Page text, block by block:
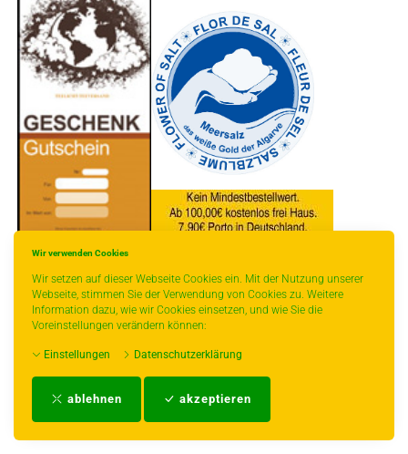
Wir verwenden Cookies
Wir setzen auf dieser Webseite Cookies ein. Mit der Nutzung unserer
Webseite, stimmen Sie der Verwendung von Cookies zu. Weitere
Information dazu, wie wir Cookies einsetzen, und wie Sie die
Voreinstellungen verändern können:
Einstellungen Datenschutzerklärung
ablehnen akzeptieren
* gilt für Lieferungen innerhalb Deutschlands, Lieferzeiten für andere Länder
entnehmen Sie bitte der Schaltfläche mit den Versandinformationen.
Impressum-AGB-Zahlungs- und Versandbedingungen
Biozertifikat
Widerrufsrecht Datenschutzerklärung